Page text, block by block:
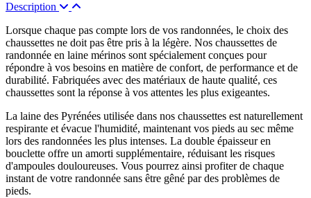
Description
Lorsque chaque pas compte lors de vos randonnées, le choix des
chaussettes ne doit pas être pris à la légère. Nos chaussettes de
randonnée en laine mérinos sont spécialement conçues pour
répondre à vos besoins en matière de confort, de performance et de
durabilité. Fabriquées avec des matériaux de haute qualité, ces
chaussettes sont la réponse à vos attentes les plus exigeantes.
La laine des Pyrénées utilisée dans nos chaussettes est naturellement
respirante et évacue l'humidité, maintenant vos pieds au sec même
lors des randonnées les plus intenses. La double épaisseur en
bouclette offre un amorti supplémentaire, réduisant les risques
d'ampoules douloureuses. Vous pourrez ainsi profiter de chaque
instant de votre randonnée sans être gêné par des problèmes de
pieds.